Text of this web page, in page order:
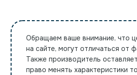
Обращаем ваше внимание, что
на сайте, могут отличаться от
Также производитель
право менять характеристики